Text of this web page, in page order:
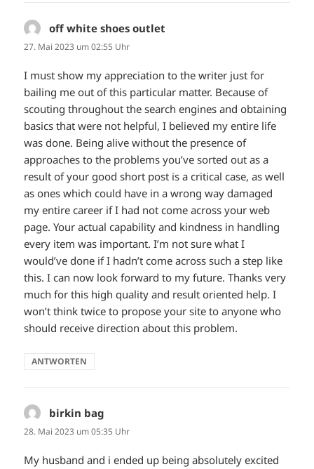
off white shoes outlet
27. Mai 2023 um 02:55 Uhr
I must show my appreciation to the writer just for
bailing me out of this particular matter. Because of
scouting throughout the search engines and obtaining
basics that were not helpful, I believed my entire life
was done. Being alive without the presence of
approaches to the problems you’ve sorted out as a
result of your good short post is a critical case, as well
as ones which could have in a wrong way damaged
my entire career if I had not come across your web
page. Your actual capability and kindness in handling
every item was important. I’m not sure what I
would’ve done if I hadn’t come across such a step like
this. I can now look forward to my future. Thanks very
much for this high quality and result oriented help. I
won’t think twice to propose your site to anyone who
should receive direction about this problem.
ANTWORTEN
birkin bag
28. Mai 2023 um 05:35 Uhr
My husband and i ended up being absolutely excited